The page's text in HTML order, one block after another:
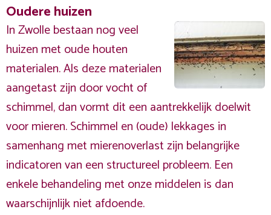
Oudere huizen
In Zwolle bestaan nog veel
huizen met oude houten
materialen. Als deze materialen
aangetast zijn door vocht of
schimmel, dan vormt dit een aantrekkelijk doelwit
voor mieren. Schimmel en (oude) lekkages in
samenhang met mierenoverlast zijn belangrijke
indicatoren van een structureel probleem. Een
enkele behandeling met onze middelen is dan
waarschijnlijk niet afdoende.